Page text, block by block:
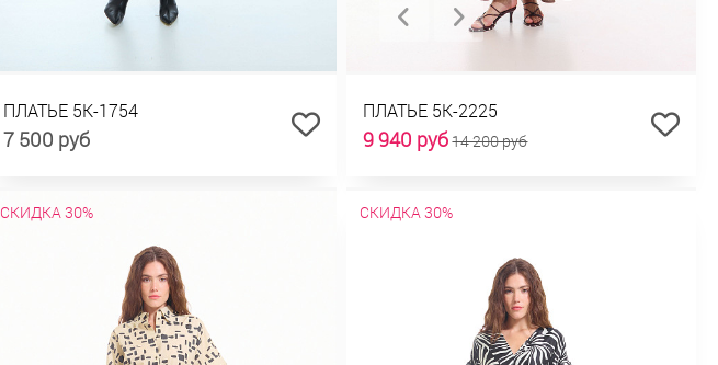
ПЛАТЬЕ 5К-1754
7 500 руб
ПЛАТЬЕ 5К-2225
9 940 руб14 200 руб
СКИДКА 30% СКИДКА 30%